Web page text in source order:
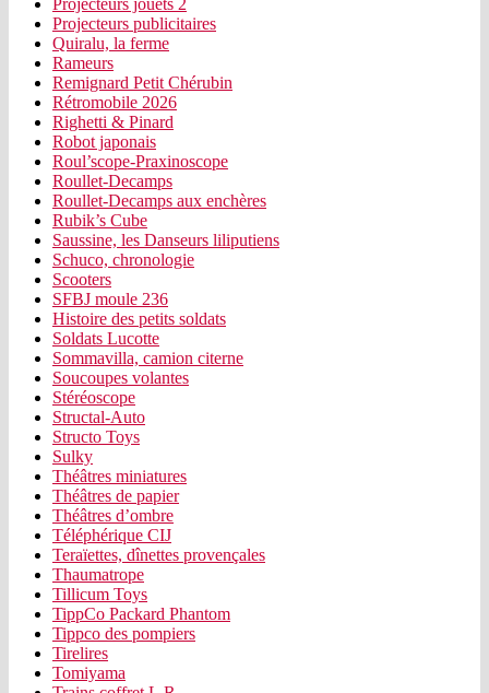
Projecteurs jouets 2
Projecteurs publicitaires
Quiralu, la ferme
Rameurs
Remignard Petit Chérubin
Rétromobile 2026
Righetti & Pinard
Robot japonais
Roul’scope-Praxinoscope
Roullet-Decamps
Roullet-Decamps aux enchères
Rubik’s Cube
Saussine, les Danseurs liliputiens
Schuco, chronologie
Scooters
SFBJ moule 236
Histoire des petits soldats
Soldats Lucotte
Sommavilla, camion citerne
Soucoupes volantes
Stéréoscope
Structal-Auto
Structo Toys
Sulky
Théâtres miniatures
Théâtres de papier
Théâtres d’ombre
Téléphérique CIJ
Teraïettes, dînettes provençales
Thaumatrope
Tillicum Toys
TippCo Packard Phantom
Tippco des pompiers
Tirelires
Tomiyama